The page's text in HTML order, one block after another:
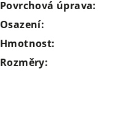
Povrchová úprava:
Osazení:
Hmotnost:
Rozměry: